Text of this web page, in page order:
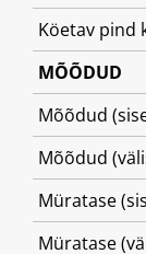
Köetav pind
MÕÕDUD
Mõõdud
Mõõdud
Müratase
Müratase